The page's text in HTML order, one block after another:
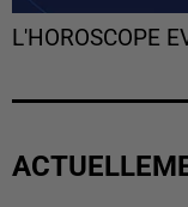
L'HOROSCOPE